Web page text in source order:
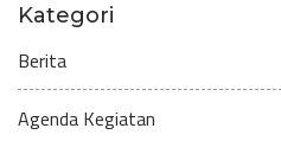
Kategori
Berita
Agenda Kegiatan